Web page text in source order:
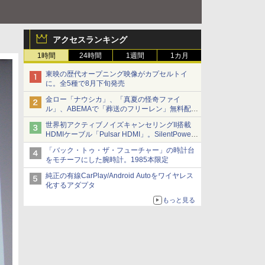
アクセスランキング
1時間 24時間 1週間 1カ月
東映の歴代オープニング映像がカプセルトイ
に。全5種で8月下旬発売
金ロー「ナウシカ」、「真夏の怪奇ファイ
ル」、ABEMAで「葬送のフリーレン」無料配信
など。夏の特番・配信情報
世界初アクティブノイズキャンセリングII搭載
HDMIケーブル「Pulsar HDMI」。SilentPower
から
「バック・トゥ・ザ・フューチャー」の時計台
をモチーフにした腕時計。1985本限定
純正の有線CarPlay/Android Autoをワイヤレス
化するアダプタ
もっと見る